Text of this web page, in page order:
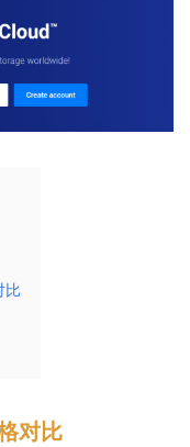
比
对比